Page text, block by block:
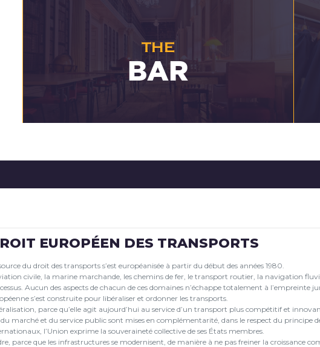
THE
BAR
EUROPÉEN DES TRANSPORTS
du droit des transports s’est européanisée à partir du début des années 1980.
civile, la marine marchande, les chemins de fer, le transport routier, la navigation
Aucun des aspects de chacun de ces domaines n’échappe totalement à l’empreinte
s’est construite pour libéraliser et ordonner les transports.
parce qu’elle agit aujourd’hui au service d’un transport plus compétitif et
du marché et du service public sont mises en complémentarité, dans le respect du principe
l’Union exprime la souveraineté collective de ses États membres.
parce que les infrastructures se modernisent, de manière à ne pas freiner la croissance